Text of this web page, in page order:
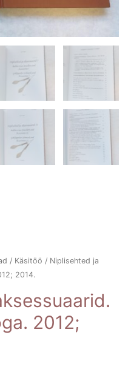
/ Käsitöö / Niplisehted ja
2014.
2012;